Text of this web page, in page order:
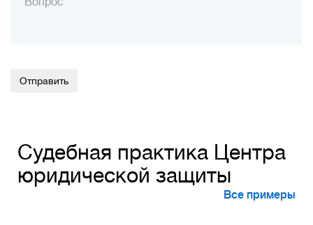
Судебная практика Центра
юридической защиты
Все примеры